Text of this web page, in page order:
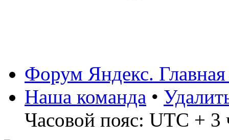
Форум Яндекс.
Наша команда •
Часовой пояс: UTC + 3